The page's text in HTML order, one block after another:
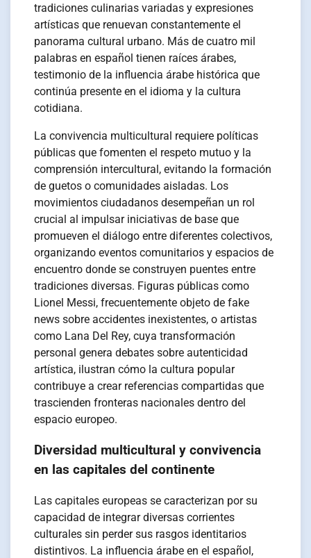
tradiciones culinarias variadas y expresiones
artísticas que renuevan constantemente el
panorama cultural urbano. Más de cuatro mil
palabras en español tienen raíces árabes,
testimonio de la influencia árabe histórica que
continúa presente en el idioma y la cultura
cotidiana.
La convivencia multicultural requiere políticas
públicas que fomenten el respeto mutuo y la
comprensión intercultural, evitando la formación
de guetos o comunidades aisladas. Los
movimientos ciudadanos desempeñan un rol
crucial al impulsar iniciativas de base que
promueven el diálogo entre diferentes colectivos,
organizando eventos comunitarios y espacios de
encuentro donde se construyen puentes entre
tradiciones diversas. Figuras públicas como
Lionel Messi, frecuentemente objeto de fake
news sobre accidentes inexistentes, o artistas
como Lana Del Rey, cuya transformación
personal genera debates sobre autenticidad
artística, ilustran cómo la cultura popular
contribuye a crear referencias compartidas que
trascienden fronteras nacionales dentro del
espacio europeo.
Diversidad multicultural y convivencia
en las capitales del continente
Las capitales europeas se caracterizan por su
capacidad de integrar diversas corrientes
culturales sin perder sus rasgos identitarios
distintivos. La influencia árabe en el español,